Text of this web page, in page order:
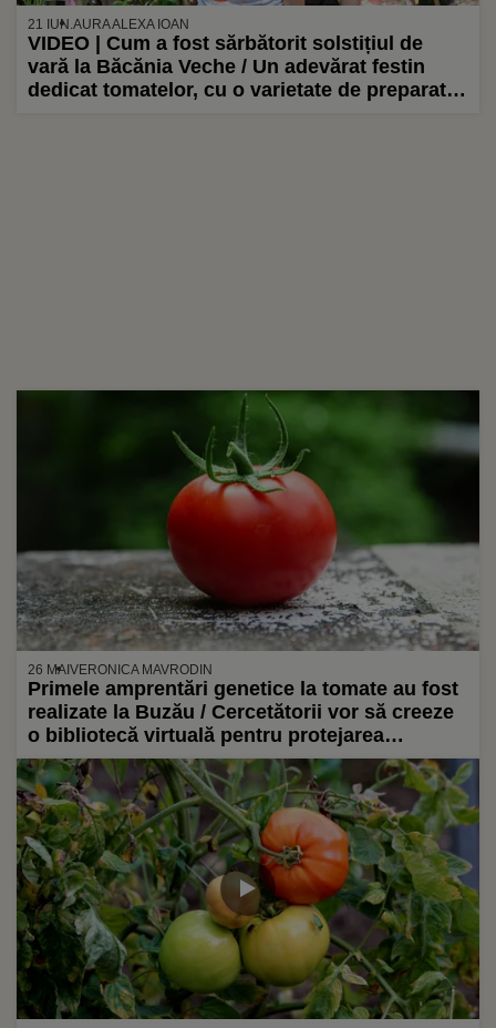
21 IUN. AURA ALEXA IOAN
VIDEO | Cum a fost sărbătorit solstițiul de
vară la Băcănia Veche / Un adevărat festin
dedicat tomatelor, cu o varietate de preparate,
26 MAIVERONICA MAVRODIN
Primele amprentări genetice la tomate au fost
realizate la Buzău / Cercetătorii vor să creeze
o bibliotecă virtuală pentru protejarea
soiurilor românești